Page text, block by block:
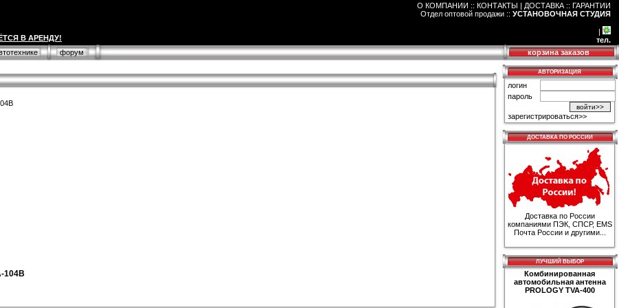
В АРЕНДУ!
О КОМПАНИИ :: КОНТАКТЫ | ДОСТАВКА :: ГАРАНТИИ
Отдел оптовой продажи :: УСТАНОВОЧНАЯ СТУДИЯ
|
тел.
форум
корзина заказов
104B
АВТОРИЗАЦИЯ
логин
пароль
зарегистрироваться>>
ДОСТАВКА ПО РОССИИ
Доставка по России
компаниями ПЭК, СПСР, EMS
Почта России и другими...
ЛУЧШИЙ ВЫБОР
Комбинированная
автомобильная антенна
PROLOGY TVA-400